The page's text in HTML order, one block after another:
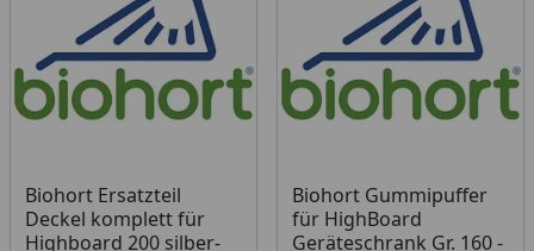
Biohort Ersatzteil
Deckel komplett für
Highboard 200 silber-
Biohort Gummipuffer
für HighBoard
Geräteschrank Gr. 160 -